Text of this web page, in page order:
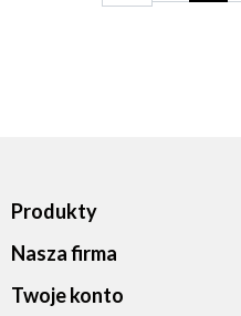
Produkty
Nasza firma
Twoje konto